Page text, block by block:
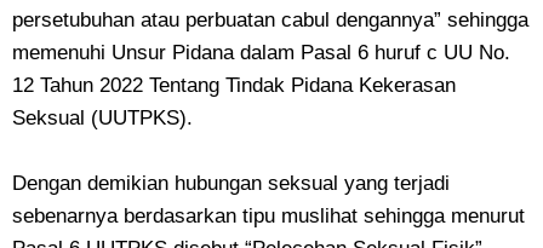
persetubuhan atau perbuatan cabul dengannya” sehingga
memenuhi Unsur Pidana dalam Pasal 6 huruf c UU No.
12 Tahun 2022 Tentang Tindak Pidana Kekerasan
Seksual (UUTPKS).
Dengan demikian hubungan seksual yang terjadi
sebenarnya berdasarkan tipu muslihat sehingga menurut